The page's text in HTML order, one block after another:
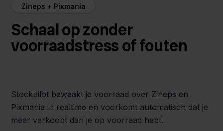
Zineps + Pixmania
Schaal op zonder
voorraadstress of fouten
Stockpilot bewaakt je voorraad over Zineps en
Pixmania in realtime en voorkomt automatisch dat je
meer verkoopt dan je op voorraad hebt.